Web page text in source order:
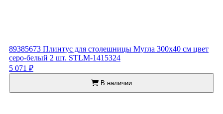
89385673 Плинтус для столешницы Мугла 300x40 см цвет
серо-белый 2 шт. STLM-1415324
5 071 ₽
В наличии